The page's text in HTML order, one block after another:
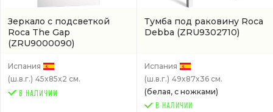
Зеркало с подсветкой
Roca The Gap
(ZRU9000090)
Испания
(ш.в.г.) 45x85x2 см.
Тумба под раковину Roca
Debba (ZRU9302710)
Испания
(ш.в.г.) 49x87x36 см.
(белая, с ножками)
В НАЛИЧИИ